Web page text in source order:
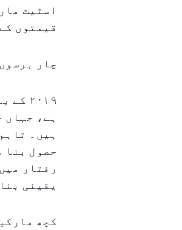
اسٹیٹ
قیمتوں
چار
ہے، جہاں
ہیں۔
حصول بنا
رفتار
یقینی